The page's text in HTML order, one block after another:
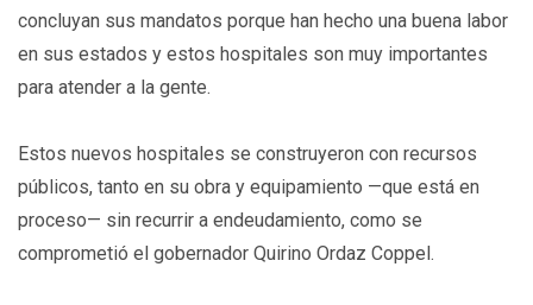
concluyan sus mandatos porque han hecho una buena labor
en sus estados y estos hospitales son muy importantes
para atender a la gente.
Estos nuevos hospitales se construyeron con recursos
públicos, tanto en su obra y equipamiento —que está en
proceso— sin recurrir a endeudamiento, como se
comprometió el gobernador Quirino Ordaz Coppel.